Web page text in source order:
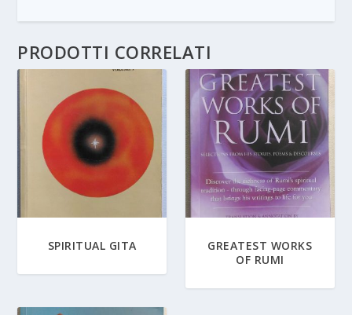
PRODOTTI CORRELATI
SPIRITUAL GITA
GREATEST WORKS
OF RUMI